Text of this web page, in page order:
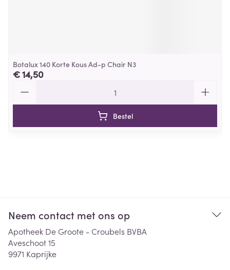
Botalux 140 Korte Kous Ad-p Chair N3
€ 14,50
Bestel
Neem contact met ons op
Apotheek De Groote - Croubels BVBA
Aveschoot 15
9971 Kaprijke